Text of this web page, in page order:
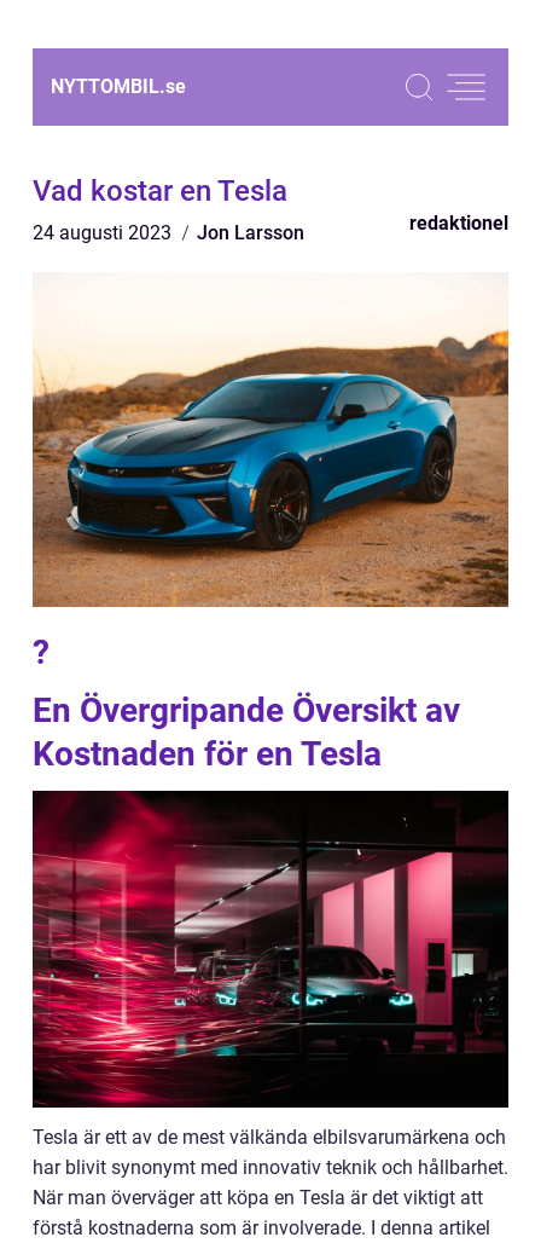
NYTTOMBIL.se
Vad kostar en Tesla
24 augusti 2023 Jon Larsson redaktionel
?
En Övergripande Översikt av
Kostnaden för en Tesla
Tesla är ett av de mest välkända elbilsvarumärkena och
har blivit synonymt med innovativ teknik och hållbarhet.
När man överväger att köpa en Tesla är det viktigt att
förstå kostnaderna som är involverade. I denna artikel